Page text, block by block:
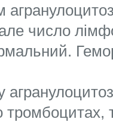
число
тромбоцитах,